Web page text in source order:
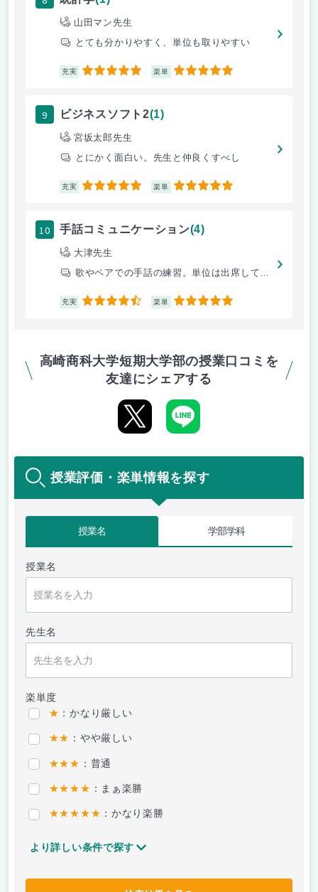
山田マン先生
とても分かりやすく、単位も取りやすい
充実 5 楽単 5
9 ビジネスソフト2(1)
宮坂太郎先生
とにかく面白い。先生と仲良くすべし
充実 5 楽単 5
10 手話コミュニケーション(4)
大津先生
歌やペアでの手話の練習。単位は出席してればとれる。
充実 4.5 楽単 5
高崎商科大学短期大学部の授業口コミを
友達にシェアする
授業評価・楽単情報を探す
授業名 学部学科
授業名
先生名
楽単度
★ ：かなり厳しい
★★ ：やや厳しい
★★★ ：普通
★★★★ ：まぁ楽勝
★★★★★ ：かなり楽勝
より詳しい条件で探す